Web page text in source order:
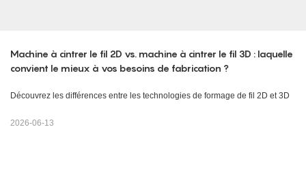
Machine à cintrer le fil 2D vs. machine à cintrer le fil 3D : laquelle
convient le mieux à vos besoins de fabrication ?
Découvrez les différences entre les technologies de formage de fil 2D et 3D
2026-06-13